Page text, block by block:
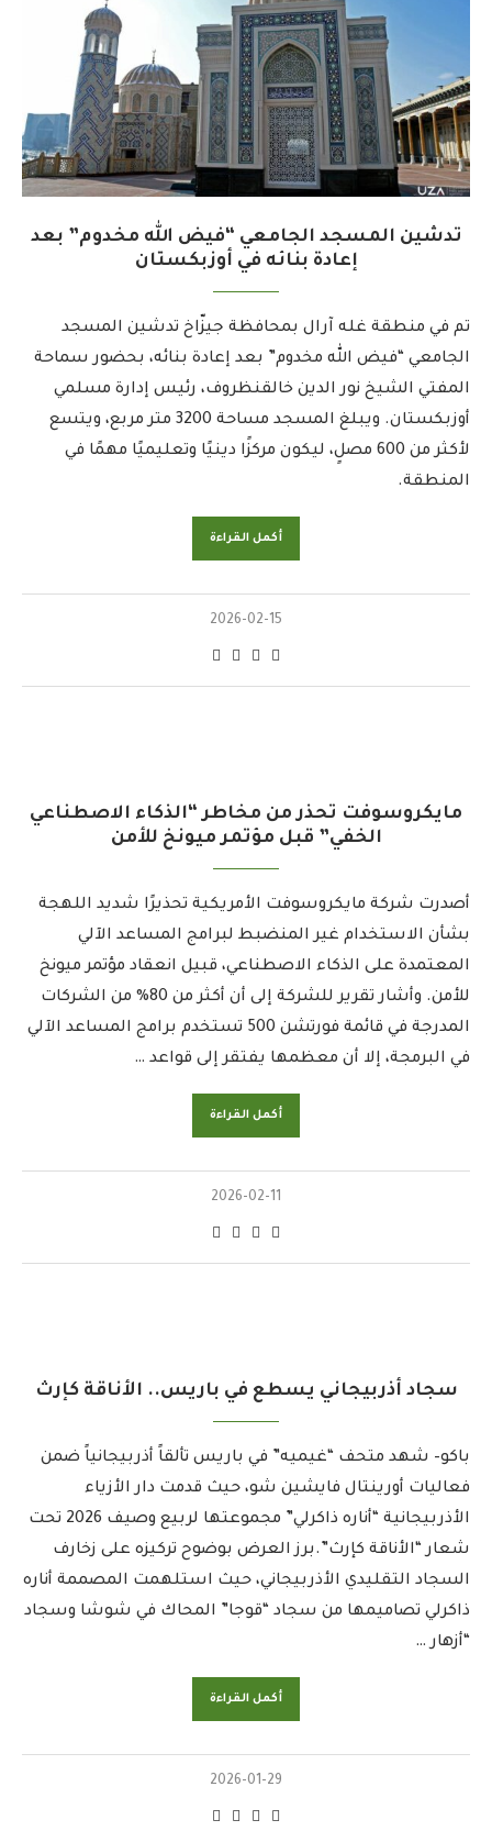
تدشين المسجد الجامعي “فيض الله مخدوم” بعد
إعادة بنائه في أوزبكستان
تم في منطقة غله آرال بمحافظة جيزّاخ تدشين المسجد
الجامعي “فيض الله مخدوم” بعد إعادة بنائه، بحضور سماحة
المفتي الشيخ نور الدين خالقنظروف، رئيس إدارة مسلمي
أوزبكستان. ويبلغ المسجد مساحة 3200 متر مربع، ويتسع
لأكثر من 600 مصلٍ، ليكون مركزًا دينيًا وتعليميًا مهمًا في
المنطقة.
أكمل القراءة
2026-02-15
مايكروسوفت تحذر من مخاطر “الذكاء الاصطناعي
الخفي” قبل مؤتمر ميونخ للأمن
أصدرت شركة مايكروسوفت الأمريكية تحذيرًا شديد اللهجة
بشأن الاستخدام غير المنضبط لبرامج المساعد الآلي
المعتمدة على الذكاء الاصطناعي، قبيل انعقاد مؤتمر ميونخ
للأمن. وأشار تقرير للشركة إلى أن أكثر من 80% من الشركات
المدرجة في قائمة فورتشن 500 تستخدم برامج المساعد الآلي
في البرمجة، إلا أن معظمها يفتقر إلى قواعد …
أكمل القراءة
2026-02-11
سجاد أذربيجاني يسطع في باريس.. الأناقة كإرث
باكو– شهد متحف “غيميه” في باريس تألقاً أذربيجانياً ضمن
فعاليات أورينتال فايشين شو، حيث قدمت دار الأزياء
الأذربيجانية “أناره ذاكرلي” مجموعتها لربيع وصيف 2026 تحت
شعار “الأناقة كإرث”.برز العرض بوضوح تركيزه على زخارف
السجاد التقليدي الأذربيجاني، حيث استلهمت المصممة أناره
ذاكرلي تصاميمها من سجاد “قوجا” المحاك في شوشا وسجاد
“أزهار …
أكمل القراءة
2026-01-29